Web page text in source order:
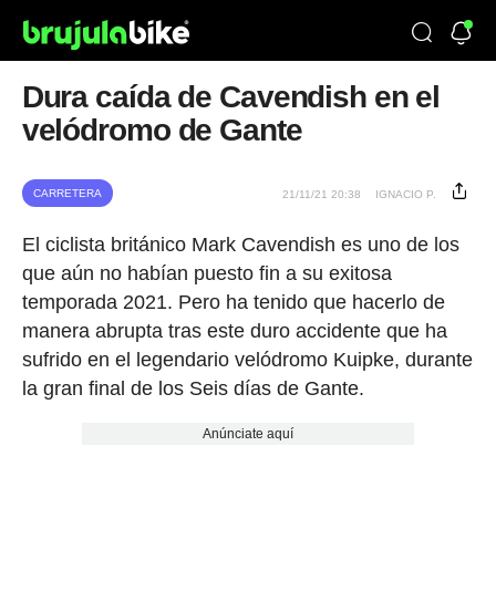
Dura caída de Cavendish en el
velódromo de Gante
CARRETERA 21/11/21 20:38 IGNACIO P.
El ciclista británico Mark Cavendish es uno de los
que aún no habían puesto fin a su exitosa
temporada 2021. Pero ha tenido que hacerlo de
manera abrupta tras este duro accidente que ha
sufrido en el legendario velódromo Kuipke, durante
la gran final de los Seis días de Gante.
Anúnciate aquí